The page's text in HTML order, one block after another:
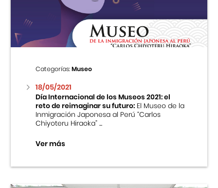
Centro Cultural Peruano Japonés
Cursos
Museo de la Inmigración Japonesa
Fondo Editorial
Teatro Peruano Japonés
Categorías:Museo
18/05/2021
Día Internacional de los Museos 2021: el
reto de reimaginar su futuro:El Museo de la
Inmigración Japonesa al Perú “Carlos
Chiyoteru Hiraoka” ...
Ver más